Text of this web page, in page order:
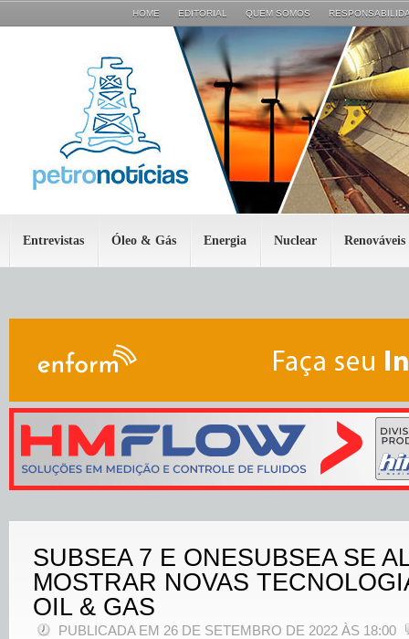
HOME EDITORIAL QUEM SOMOS
Entrevistas Óleo & Gás Energia Nuclear Renováveis
SUBSEA 7 E ONESUBSEA SE
MOSTRAR NOVAS
OIL & GAS
PUBLICADA EM 26 DE SETEMBRO DE 2022 ÀS 18:00